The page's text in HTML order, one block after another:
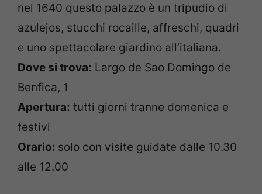
nel 1640 questo palazzo è un tripudio di
azulejos, stucchi rocaille, affreschi, quadri
e uno spettacolare giardino all’italiana.
Dove si trova: Largo de Sao Domingo de
Benfica, 1
Apertura: tutti giorni tranne domenica e
festivi
Orario: solo con visite guidate dalle 10.30
alle 12.00